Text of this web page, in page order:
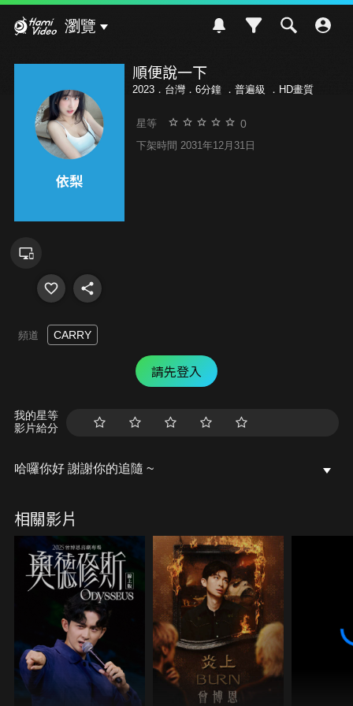
瀏覽
順便說一下
2023．台灣．6分鐘 ． 普遍級 ．HD畫質
星等 0
下架時間 2031年12月31日
頻道 CARRY
請先登入
我的星等
影片給分
哈囉你好 謝謝你的追隨 ~
相關影片